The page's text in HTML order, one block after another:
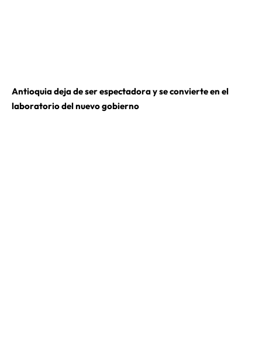
Antioquia deja de ser espectadora y se convierte en el
laboratorio del nuevo gobierno